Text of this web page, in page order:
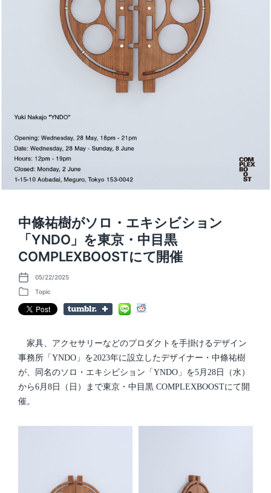
中條祐樹がソロ・エキシビション
「YNDO」を東京・中目黒
COMPLEXBOOSTにて開催
P
o
t
d
05/22/2025
P
o
s
n
Topic
家具、アクセサリーなどのプロダクトを手掛けるデザイン
事務所「YNDO」を2023年に設立したデザイナー・中條祐樹
が、同名のソロ・エキシビション「YNDO」を5月28日（水）
から6月8日（日）まで東京・中目黒 COMPLEXBOOSTにて開
催。